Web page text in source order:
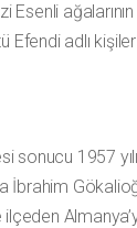
Esenli
Efendi adlı
sonucu 1957
İbrahim